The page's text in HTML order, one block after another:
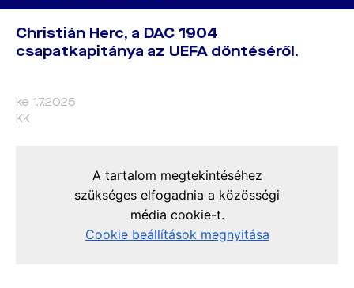
Christián Herc, a DAC 1904
csapatkapitánya az UEFA döntéséről.
ke 1.7.2025
KK